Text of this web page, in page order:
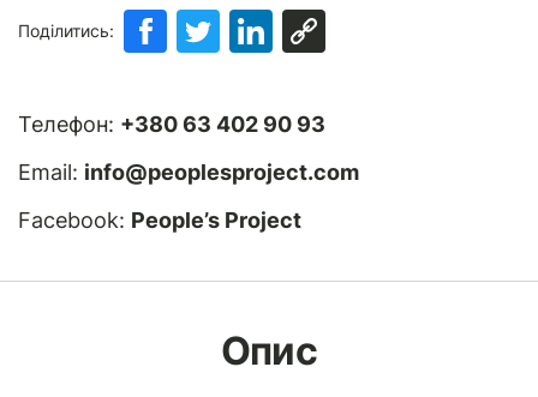
Поділитись:
Телефон: +380 63 402 90 93
Email: info@peoplesproject.com
Facebook: People’s Project
Опис